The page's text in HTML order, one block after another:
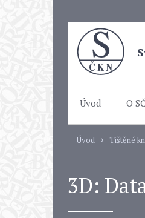
Úvod O
Úvod Tištěné
3D: